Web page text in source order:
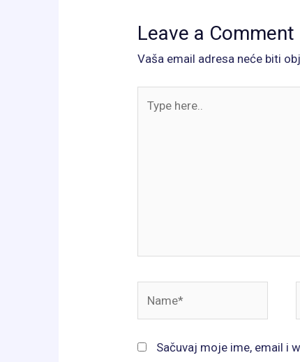
Leave a Comment
Vaša email adresa neće biti
here..
Sačuvaj moje ime, email i